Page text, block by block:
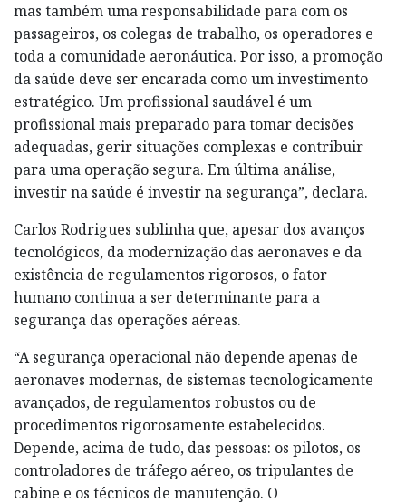
mas também uma responsabilidade para com os
passageiros, os colegas de trabalho, os operadores e
toda a comunidade aeronáutica. Por isso, a promoção
da saúde deve ser encarada como um investimento
estratégico. Um profissional saudável é um
profissional mais preparado para tomar decisões
adequadas, gerir situações complexas e contribuir
para uma operação segura. Em última análise,
investir na saúde é investir na segurança”, declara.
Carlos Rodrigues sublinha que, apesar dos avanços
tecnológicos, da modernização das aeronaves e da
existência de regulamentos rigorosos, o fator
humano continua a ser determinante para a
segurança das operações aéreas.
“A segurança operacional não depende apenas de
aeronaves modernas, de sistemas tecnologicamente
avançados, de regulamentos robustos ou de
procedimentos rigorosamente estabelecidos.
Depende, acima de tudo, das pessoas: os pilotos, os
controladores de tráfego aéreo, os tripulantes de
cabine e os técnicos de manutenção. O